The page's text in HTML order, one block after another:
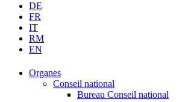
DE
FR
IT
RM
EN
Organes
Conseil national
Bureau Conseil national